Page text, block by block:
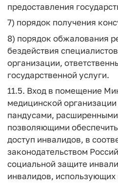
предоставления
7) порядок получения
8) порядок обжалования
бездействия
организации,
государственной услуги.
11.5. Вход в помещение
медицинской организации
пандусами,
позволяющими
доступ инвалидов, в
законодательством
социальной защите
инвалидов, использующих